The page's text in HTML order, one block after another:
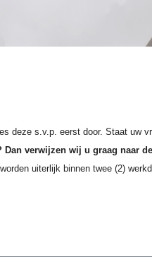
deze s.v.p. eerst door. Staat uw
Dan verwijzen wij u graag naar
uiterlijk binnen twee (2)